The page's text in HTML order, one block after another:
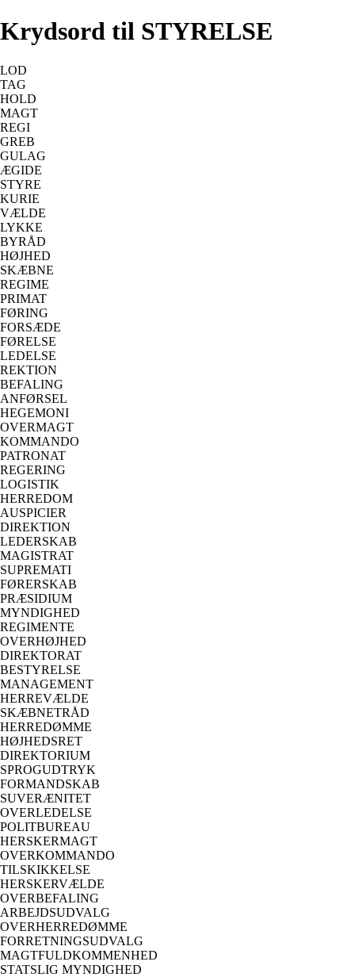
Krydsord til STYRELSE
LOD
TAG
HOLD
MAGT
REGI
GREB
GULAG
ÆGIDE
STYRE
KURIE
VÆLDE
LYKKE
BYRÅD
HØJHED
SKÆBNE
REGIME
PRIMAT
FØRING
FORSÆDE
FØRELSE
LEDELSE
REKTION
BEFALING
ANFØRSEL
HEGEMONI
OVERMAGT
KOMMANDO
PATRONAT
REGERING
LOGISTIK
HERREDOM
AUSPICIER
DIREKTION
LEDERSKAB
MAGISTRAT
SUPREMATI
FØRERSKAB
PRÆSIDIUM
MYNDIGHED
REGIMENTE
OVERHØJHED
DIREKTORAT
BESTYRELSE
MANAGEMENT
HERREVÆLDE
SKÆBNETRÅD
HERREDØMME
HØJHEDSRET
DIREKTORIUM
SPROGUDTRYK
FORMANDSKAB
SUVERÆNITET
OVERLEDELSE
POLITBUREAU
HERSKERMAGT
OVERKOMMANDO
TILSKIKKELSE
HERSKERVÆLDE
OVERBEFALING
ARBEJDSUDVALG
OVERHERREDØMME
FORRETNINGSUDVALG
MAGTFULDKOMMENHED
STATSLIG MYNDIGHED